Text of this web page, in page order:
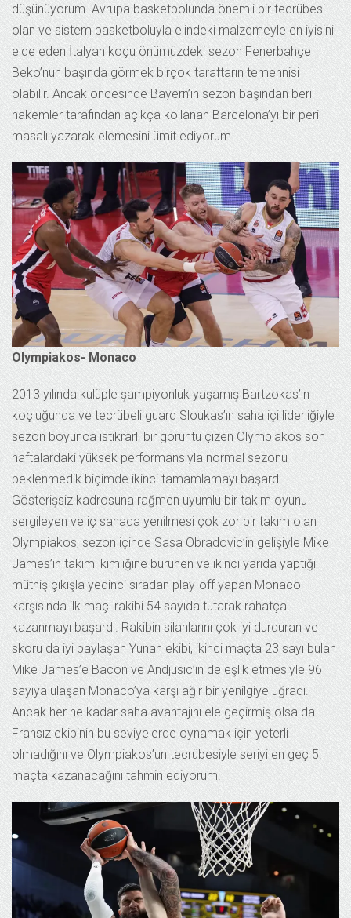
düşünüyorum. Avrupa basketbolunda önemli bir tecrübesi
olan ve sistem basketboluyla elindeki malzemeyle en iyisini
elde eden İtalyan koçu önümüzdeki sezon Fenerbahçe
Beko’nun başında görmek birçok taraftarın temennisi
olabilir. Ancak öncesinde Bayern’in sezon başından beri
hakemler tarafından açıkça kollanan Barcelona’yı bir peri
masalı yazarak elemesini ümit ediyorum.
Olympiakos- Monaco
2013 yılında kulüple şampiyonluk yaşamış Bartzokas’ın
koçluğunda ve tecrübeli guard Sloukas’ın saha içi liderliğiyle
sezon boyunca istikrarlı bir görüntü çizen Olympiakos son
haftalardaki yüksek performansıyla normal sezonu
beklenmedik biçimde ikinci tamamlamayı başardı.
Gösterişsiz kadrosuna rağmen uyumlu bir takım oyunu
sergileyen ve iç sahada yenilmesi çok zor bir takım olan
Olympiakos, sezon içinde Sasa Obradovic’in gelişiyle Mike
James’in takımı kimliğine bürünen ve ikinci yarıda yaptığı
müthiş çıkışla yedinci sıradan play-off yapan Monaco
karşısında ilk maçı rakibi 54 sayıda tutarak rahatça
kazanmayı başardı. Rakibin silahlarını çok iyi durduran ve
skoru da iyi paylaşan Yunan ekibi, ikinci maçta 23 sayı bulan
Mike James’e Bacon ve Andjusic’in de eşlik etmesiyle 96
sayıya ulaşan Monaco’ya karşı ağır bir yenilgiye uğradı.
Ancak her ne kadar saha avantajını ele geçirmiş olsa da
Fransız ekibinin bu seviyelerde oynamak için yeterli
olmadığını ve Olympiakos’un tecrübesiyle seriyi en geç 5.
maçta kazanacağını tahmin ediyorum.